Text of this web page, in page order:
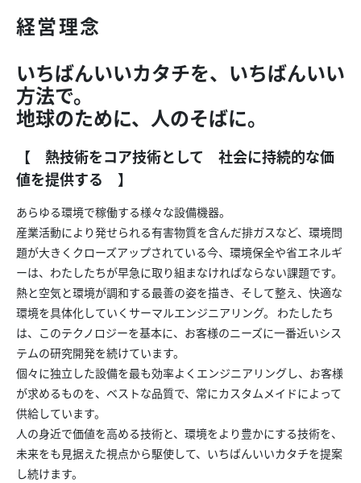
経営理念
いちばんいいカタチを、いちばんいい
方法で。
地球のために、人のそばに。
【 熱技術をコア技術として 社会に持続的な価
値を提供する 】
あらゆる環境で稼働する様々な設備機器。
産業活動により発せられる有害物質を含んだ排ガスなど、環境問
題が大きくクローズアップされている今、環境保全や省エネルギ
ーは、わたしたちが早急に取り組まなければならない課題です。
熱と空気と環境が調和する最善の姿を描き、そして整え、快適な
環境を具体化していくサーマルエンジニアリング。 わたしたち
は、このテクノロジーを基本に、お客様のニーズに一番近いシス
テムの研究開発を続けています。
個々に独立した設備を最も効率よくエンジニアリングし、お客様
が求めるものを、ベストな品質で、常にカスタムメイドによって
供給しています。
人の身近で価値を高める技術と、環境をより豊かにする技術を、
未来をも見据えた視点から駆使して、いちばんいいカタチを提案
し続けます。